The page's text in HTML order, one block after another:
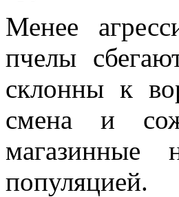
Менее
пчелы
склонны к
смена и
магазинные
популяцией.